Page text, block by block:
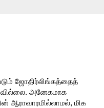
ஜோதிர்லிங்கத்தைத்
அனேகமாக
ஆராவாரமில்லாமல், மிக